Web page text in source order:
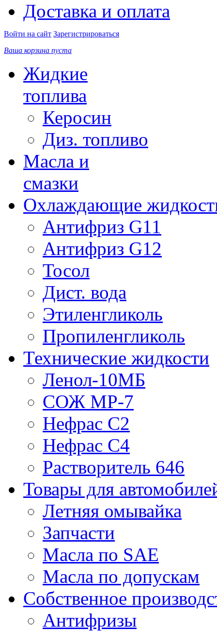
Доставка и оплата
Войти на сайт Зарегистрироваться
Ваша корзина пуста
Жидкие
топлива
Керосин
Диз. топливо
Масла и
смазки
Охлаждающие
Антифриз G11
Антифриз G12
Тосол
Дист. вода
Этиленгликоль
Пропиленгликоль
Технические жидкости
Ленол-10МБ
СОЖ МР-7
Нефрас С2
Нефрас С4
Растворитель 646
Товары для
Летняя омывайка
Запчасти
Масла по SAE
Масла по допускам
Собственное
Антифризы